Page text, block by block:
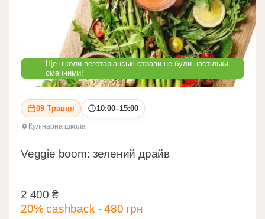
Ще ніколи вегетаріанські страви не були настільки
смачними!
09 Травня 10:00–15:00
Кулінарна школа
Veggie boom: зелений драйв
2 400 ₴
20% cashback - 480 грн
2 400 ₴